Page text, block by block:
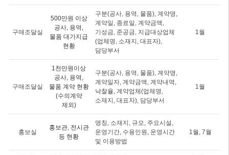
구매조달실
500만원 이상
공사, 용역,
물품 대가지급
현황
구분(공사, 용역, 물품), 계약명,
계약일, 종료일, 계약금액,
기성금, 준공금, 지급대상업체
(업체명, 소재지, 대표자),
담당부서
1월
구매조달실
1천만원이상
공사, 용역,
물품 계약 현황
(수의계약
제외)
구분(공사, 용역, 물품), 계약명,
계약일자, 계약금액, 계약내역,
낙찰율, 계약업체(업체명,
소재지, 대표자), 담당부서
1월
홍보실
홍보관, 전시관
등 현황
명칭, 소재지, 규모, 주요시설,
운영기간, 수용인원, 운영시간
및 이용방법
1월, 7월